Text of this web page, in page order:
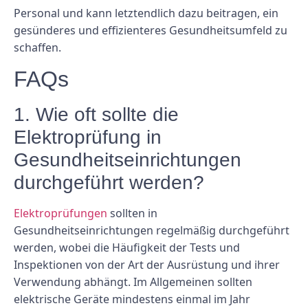
Personal und kann letztendlich dazu beitragen, ein
gesünderes und effizienteres Gesundheitsumfeld zu
schaffen.
FAQs
1. Wie oft sollte die
Elektroprüfung in
Gesundheitseinrichtungen
durchgeführt werden?
Elektroprüfungen sollten in
Gesundheitseinrichtungen regelmäßig durchgeführt
werden, wobei die Häufigkeit der Tests und
Inspektionen von der Art der Ausrüstung und ihrer
Verwendung abhängt. Im Allgemeinen sollten
elektrische Geräte mindestens einmal im Jahr